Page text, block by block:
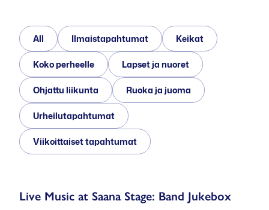
All Ilmaistapahtumat Keikat
Koko perheelle Lapset ja nuoret
Ohjattu liikunta Ruoka ja juoma
Urheilutapahtumat
Viikoittaiset tapahtumat
Live Music at Saana Stage: Band Jukebox